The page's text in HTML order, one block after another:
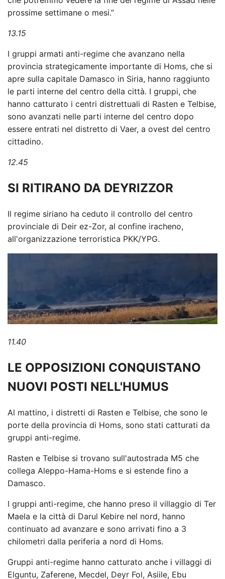
prossime settimane o mesi.”
13.15
I gruppi armati anti-regime che avanzano nella
provincia strategicamente importante di Homs, che si
apre sulla capitale Damasco in Siria, hanno raggiunto
le parti interne del centro della città. I gruppi, che
hanno catturato i centri distrettuali di Rasten e Telbise,
sono avanzati nelle parti interne del centro dopo
essere entrati nel distretto di Vaer, a ovest del centro
cittadino.
12.45
SI RITIRANO DA DEYRIZZOR
Il regime siriano ha ceduto il controllo del centro
provinciale di Deir ez-Zor, al confine iracheno,
all'organizzazione terroristica PKK/YPG.
11.40
LE OPPOSIZIONI CONQUISTANO
NUOVI POSTI NELL'HUMUS
Al mattino, i distretti di Rasten e Telbise, che sono le
porte della provincia di Homs, sono stati catturati da
gruppi anti-regime.
Rasten e Telbise si trovano sull'autostrada M5 che
collega Aleppo-Hama-Homs e si estende fino a
Damasco.
I gruppi anti-regime, che hanno preso il villaggio di Ter
Maela e la città di Darul Kebire nel nord, hanno
continuato ad avanzare e sono arrivati ​​fino a 3
chilometri dalla periferia a nord di Homs.
Gruppi anti-regime hanno catturato anche i villaggi di
Elguntu, Zaferene, Mecdel, Deyr Fol, Asiile, Ebu